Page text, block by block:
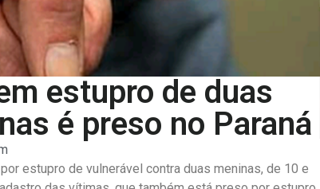
estupro de duas
é preso no Paraná
estupro de vulnerável contra duas meninas, de 10 e